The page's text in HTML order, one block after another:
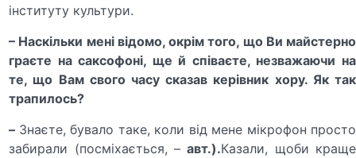
інституту культури.
– Наскільки мені відомо, окрім того, що Ви майстерно
граєте на саксофоні, ще й співаєте, незважаючи на
те, що Вам свого часу сказав керівник хору. Як так
трапилось?
– Знаєте, бувало таке, коли від мене мікрофон просто
забирали (посміхається, –авт.).Казали, щоби краще